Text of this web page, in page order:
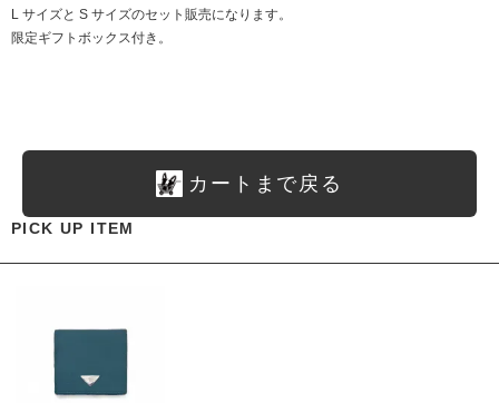
L サイズと S サイズのセット販売になります。
限定ギフトボックス付き。
カートまで戻る
PICK UP ITEM